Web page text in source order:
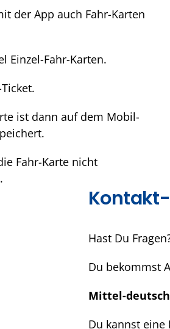
der App auch Fahr-Karten
Einzel-Fahr-Karten.
ist dann auf dem Mobil-
Fahr-Karte nicht
Hast Du
Du bekommst
Mittel-
Du kannst eine